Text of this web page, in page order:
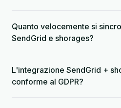
Quanto velocemente si
SendGrid e shorages?
L'integrazione SendGrid +
conforme al GDPR?